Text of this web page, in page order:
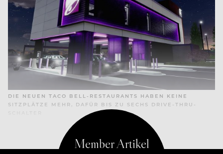
DIE NEUEN TACO BELL-RESTAURANTS HABEN KEINE
SITZPLÄTZE MEHR, DAFÜR BIS ZU SECHS DRIVE-THRU-